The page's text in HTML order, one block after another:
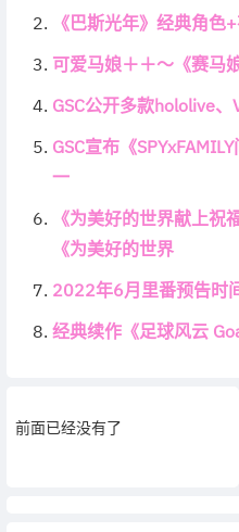
《巴斯光年》经典角色
可爱马娘＋＋～《赛马
GSC公开多款hololive
GSC宣布《
一
《为美好的世界献上祝
《为美好的世界
2022年6月里番预告时
经典续作《足球风云
前面已经没有了